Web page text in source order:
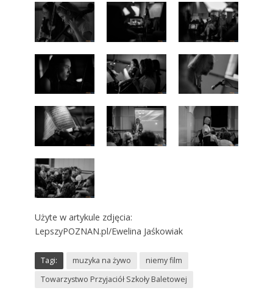
Użyte w artykule zdjęcia:
LepszyPOZNAN.pl/Ewelina Jaśkowiak
Tagi: muzyka na żywo
niemy film
Towarzystwo Przyjaciół Szkoły Baletowej